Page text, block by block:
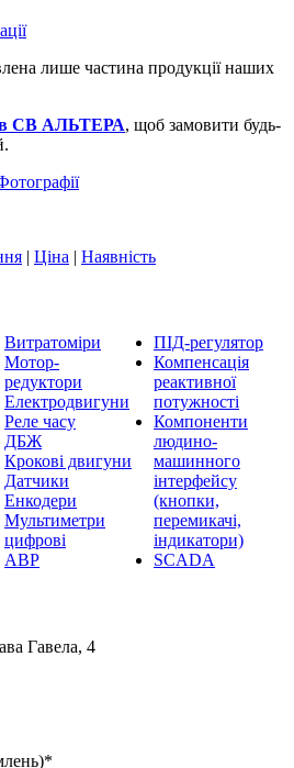
лише частина продукції наших
СВ АЛЬТЕРА, щоб замовити будь-
| Ціна | Наявність
Витратоміри
Мотор-
редуктори
Електродвигуни
Реле часу
ДБЖ
Крокові двигуни
Датчики
Енкодери
Мультиметри
цифрові
АВР
ПІД-регулятор
Компенсація
реактивної
потужності
Компоненти
людино-
машинного
інтерфейсу
(кнопки,
перемикачі,
індикатори)
SCADA
Гавела, 4